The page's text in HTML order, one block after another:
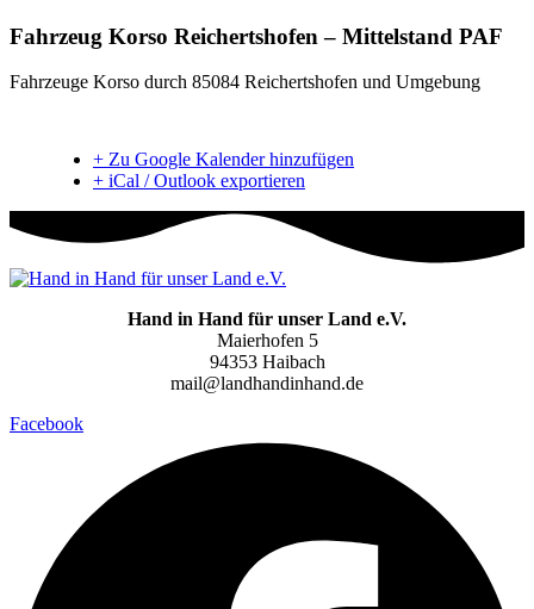
Fahrzeug Korso Reichertshofen – Mittelstand PAF
Fahrzeuge Korso durch 85084 Reichertshofen und Umgebung
+ Zu Google Kalender hinzufügen
+ iCal / Outlook exportieren
Hand in Hand für unser Land e.V.
Maierhofen 5
94353 Haibach
mail@landhandinhand.de
Facebook